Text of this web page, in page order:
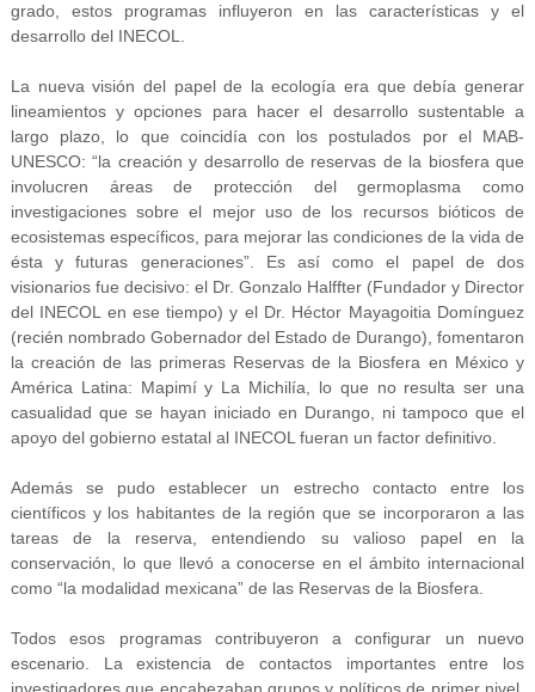
grado, estos programas influyeron en las características y el
desarrollo del INECOL.
La nueva visión del papel de la ecología era que debía generar
lineamientos y opciones para hacer el desarrollo sustentable a
largo plazo, lo que coincidía con los postulados por el MAB-
UNESCO: “la creación y desarrollo de reservas de la biosfera que
involucren áreas de protección del germoplasma como
investigaciones sobre el mejor uso de los recursos bióticos de
ecosistemas específicos, para mejorar las condiciones de la vida de
ésta y futuras generaciones”. Es así como el papel de dos
visionarios fue decisivo: el Dr. Gonzalo Halffter (Fundador y Director
del INECOL en ese tiempo) y el Dr. Héctor Mayagoitia Domínguez
(recién nombrado Gobernador del Estado de Durango), fomentaron
la creación de las primeras Reservas de la Biosfera en México y
América Latina: Mapimí y La Michilía, lo que no resulta ser una
casualidad que se hayan iniciado en Durango, ni tampoco que el
apoyo del gobierno estatal al INECOL fueran un factor definitivo.
Además se pudo establecer un estrecho contacto entre los
científicos y los habitantes de la región que se incorporaron a las
tareas de la reserva, entendiendo su valioso papel en la
conservación, lo que llevó a conocerse en el ámbito internacional
como “la modalidad mexicana” de las Reservas de la Biosfera.
Todos esos programas contribuyeron a configurar un nuevo
escenario. La existencia de contactos importantes entre los